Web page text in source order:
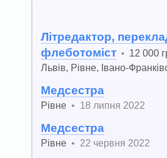
Літредактор,
флеботоміст • 12 000
Львів Рівне Івано-
Медсестра
Рівне • 18 липня 2022
Медсестра
Рівне • 22 червня 2022